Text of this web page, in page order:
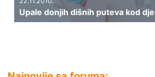
Upale donjih dišnih puteva kod